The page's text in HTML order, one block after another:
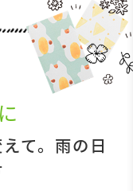
て。雨の日